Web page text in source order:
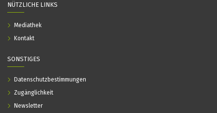
NÜTZLICHE LINKS
Mediathek
Kontakt
SONSTIGES
Datenschutzbestimmungen
Zugänglichkeit
Newsletter